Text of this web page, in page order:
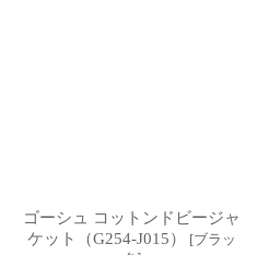
ゴーシュ コットンドビージャ
ケット（G254-J015）
[ブラッ